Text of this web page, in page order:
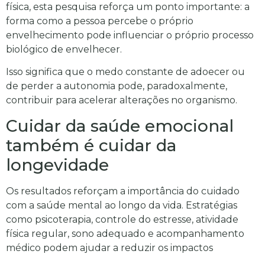
física, esta pesquisa reforça um ponto importante: a
forma como a pessoa percebe o próprio
envelhecimento pode influenciar o próprio processo
biológico de envelhecer.
Isso significa que o medo constante de adoecer ou
de perder a autonomia pode, paradoxalmente,
contribuir para acelerar alterações no organismo.
Cuidar da saúde emocional
também é cuidar da
longevidade
Os resultados reforçam a importância do cuidado
com a saúde mental ao longo da vida. Estratégias
como psicoterapia, controle do estresse, atividade
física regular, sono adequado e acompanhamento
médico podem ajudar a reduzir os impactos